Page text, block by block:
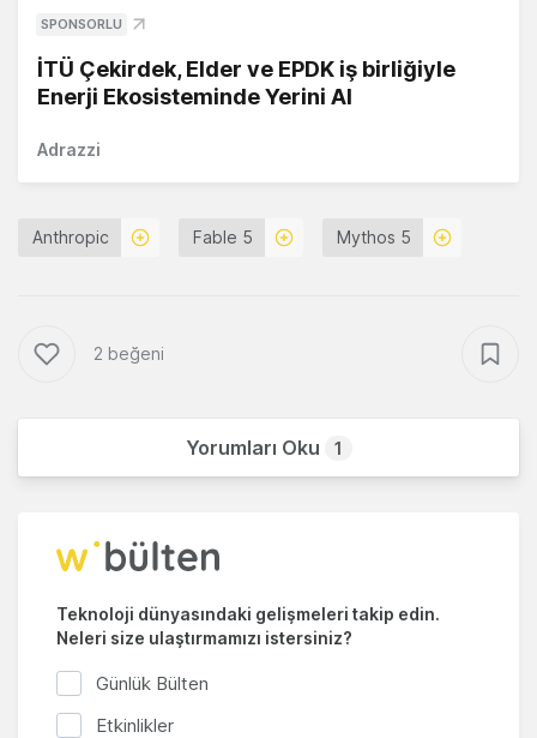
SPONSORLU
İTÜ Çekirdek, Elder ve EPDK iş birliğiyle
Enerji Ekosisteminde Yerini Al
Adrazzi
Anthropic Fable 5 Mythos 5
2 beğeni
Yorumları Oku 1
Teknoloji dünyasındaki gelişmeleri takip edin.
Neleri size ulaştırmamızı istersiniz?
Günlük Bülten
Etkinlikler